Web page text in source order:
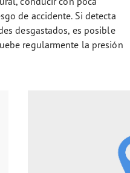
de accidente. Si detecta
desgastados, es posible
regularmente la presión